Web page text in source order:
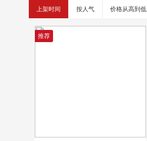
上架时间 按人气 价格从高到低
推荐